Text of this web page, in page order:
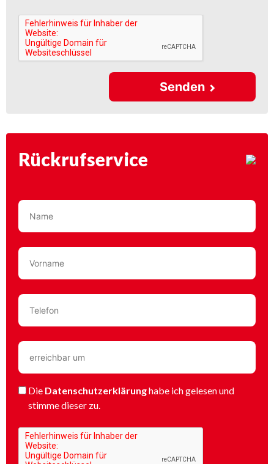
Senden
Rückrufservice
Die Datenschutzerklärunghabe ich gelesen und
stimme dieser zu.